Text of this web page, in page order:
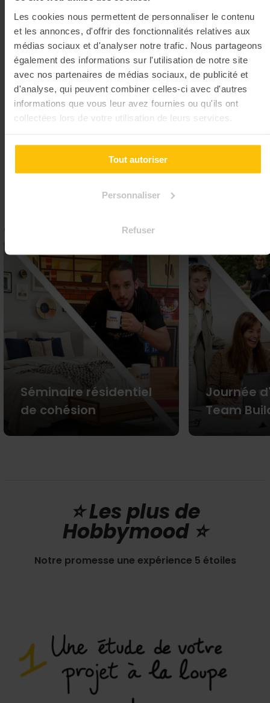
Les cookies nous permettent de personnaliser le contenu
et les annonces, d'offrir des fonctionnalités relatives aux
médias sociaux et d'analyser notre trafic. Nous partageons
également des informations sur l'utilisation de notre site
avec nos partenaires de médias sociaux, de publicité et
d'analyse, qui peuvent combiner celles-ci avec d'autres
informations que vous leur avez fournies ou qu'ils ont
collectées lors de votre utilisation de leurs services.
Tout autoriser
Personnaliser
Refuser
vivez en équipe un art
millénaire
Découvrir toutes nos activités sportives
Nosséminaires & soirée de
clés en main
Séminaire résidentiel
de cohésion
Journée
Team
⭐️ Les plus de
Hobbymood ⭐️
Notre promesse une expérience 5 étoiles